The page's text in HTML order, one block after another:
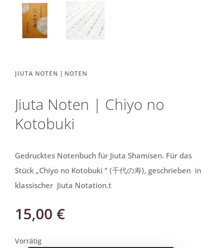
JIUTA NOTEN | NOTEN
Jiuta Noten | Chiyo no
Kotobuki
Gedrucktes Notenbuch für Jiuta Shamisen. Für das
Stück „Chiyo no Kotobuki “ (千代の寿), geschrieben in
klassischer Jiuta Notation.t
15,00 €
Vorrätig